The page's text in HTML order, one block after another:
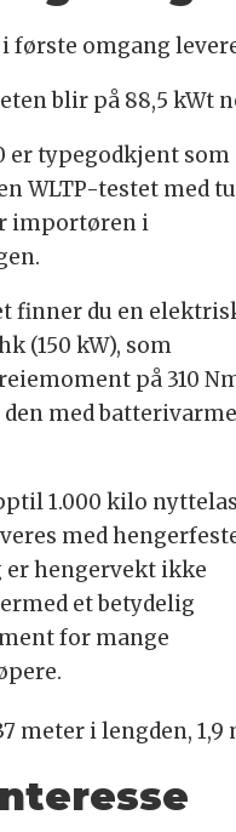
første omgang
blir på 88,5 kWt
er typegodkjent som
WLTP-testet med
importøren i
finner du en
(150 kW), som
på 310
med
1.000 kilo
med
hengervekt ikke
et betydelig
for mange
meter i lengden,